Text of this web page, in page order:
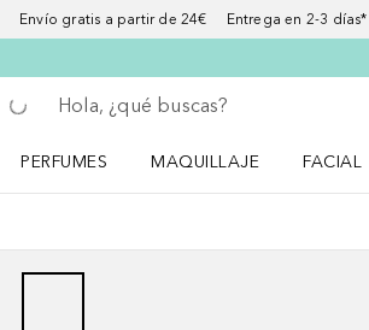
Envío gratis a partir de 24€ Entrega en 2-3
Regresar
Ejecutar búsqueda
PERFUMES
MAQUILLAJE
FACIAL